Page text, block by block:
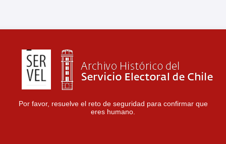
Por favor, resuelve el reto de seguridad para confirmar que
eres humano.